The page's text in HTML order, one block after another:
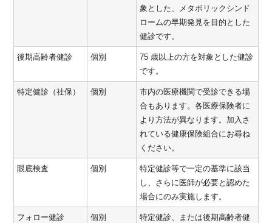
象とした、メタボリックシンド
ロームの早期発見を目的とした
健診です。
後期高齢者健診 個別
75 歳以上の方を対象とした健診
です。
特定健診（社保） 個別
市内の医療機関で受診できる場
合もあります。各医療保険者に
より方法が異なります。加入さ
れている健康保険組合にお尋ね
ください。
眼底検査 個別
特定健診等で一定の基準に該当
し、さらに医師が必要と認めた
場合にのみ実施します。
フォロー健診
個別
特定健診、または後期高齢者健